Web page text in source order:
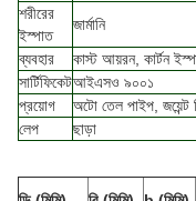
শরীরের
ইস্পাত
জার্মানি
ব্যবহার
কাস্ট আয়রন, কার্টন
সার্টিফিকেটআইএসও ৯০০১
প্রয়োগ
অটো তেল পাইপ, জয়েন্ট
লেপ
ছাড়া